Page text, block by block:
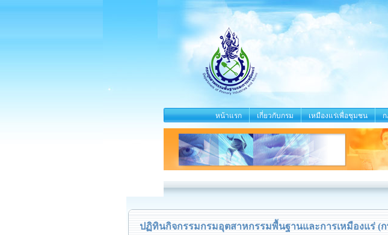
หน้าแรก เกี่ยวกับกรม เหมืองแร่เพื่อชุมชน ก
ปฏิทินกิจกรรมกรมอุตสาหกรรมพื้นฐานและการเหมืองแร่ (ก